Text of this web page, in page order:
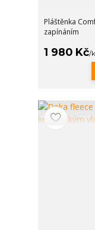
Pláštěnka
zapínáním
1 980 Kč/